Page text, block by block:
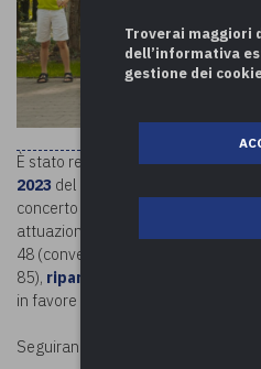
È stato registrato presso la Corte
2023 del Ministro per la famiglia,
concerto con il Ministro
attuazione dell’art. 42, co. 1, del
48 (convertito, con modificazioni,
85), ripartisce ai Comuni
in favore dei minori.
Seguiranno a breve i pagamenti per
Troverai maggiori
dell’informativa
gestione dei